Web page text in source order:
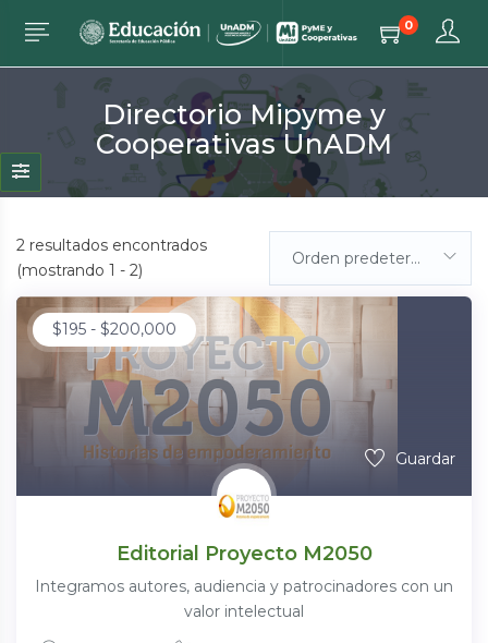
0
Directorio Mipyme y
Cooperativas UnADM
2 resultados encontrados
(mostrando 1 - 2)
Orden predeterminada
$195 - $200,000
Guardar
Editorial Proyecto M2050
Integramos autores, audiencia y patrocinadores con un
valor intelectual